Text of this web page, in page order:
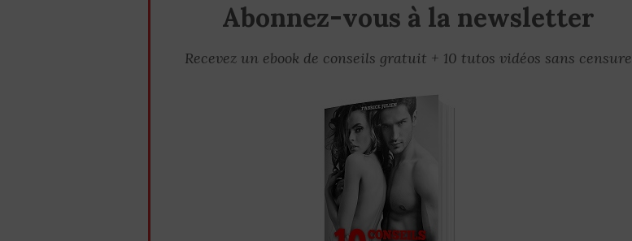
Abonnez-vous à la newsletter
Recevez un ebook de conseils gratuit + 10 tutos vidéos sans censure